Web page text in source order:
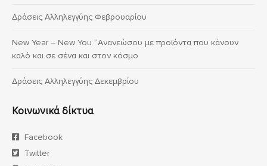
Δράσεις Αλληλεγγύης Φεβρουαρίου
New Year – New You “Ανανεώσου με προϊόντα που κάνουν
καλό και σε σένα και στον κόσμο
Δράσεις Αλληλεγγύης Δεκεμβρίου
Κοινωνικά δίκτυα
Facebook
Twitter